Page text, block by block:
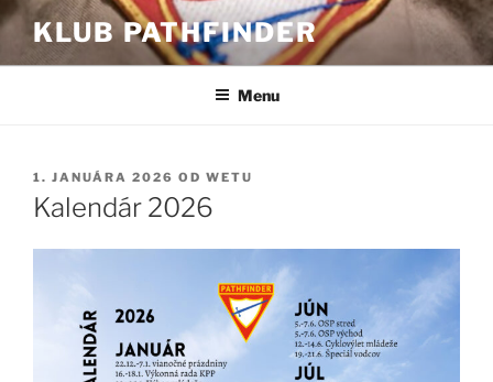
Prejsť
obsah
KLUB PATHFINDER
Menu
PUBLIKOVANÉ
1. JANUÁRA 2026 OD WETU
Kalendár 2026